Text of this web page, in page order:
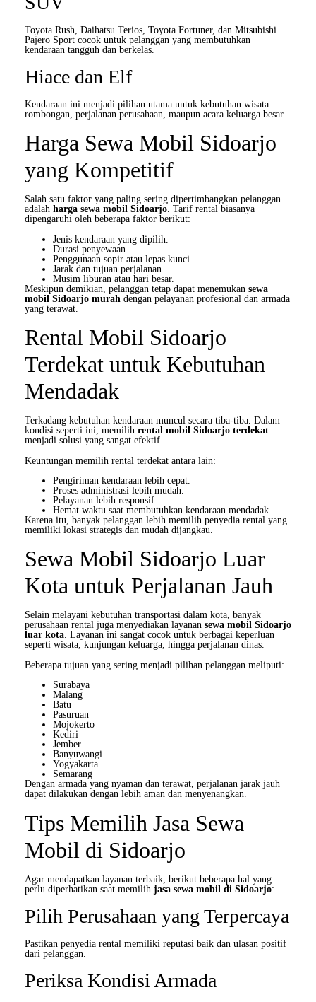
Toyota Rush, Daihatsu Terios, Toyota Fortuner, dan Mitsubishi
Pajero Sport cocok untuk pelanggan yang membutuhkan
kendaraan tangguh dan berkelas.
Hiace dan Elf
Kendaraan ini menjadi pilihan utama untuk kebutuhan wisata
rombongan, perjalanan perusahaan, maupun acara keluarga besar.
Harga Sewa Mobil Sidoarjo
yang Kompetitif
Salah satu faktor yang paling sering dipertimbangkan pelanggan
adalah harga sewa mobil Sidoarjo. Tarif rental biasanya
dipengaruhi oleh beberapa faktor berikut:
Jenis kendaraan yang dipilih.
Durasi penyewaan.
Penggunaan sopir atau lepas kunci.
Jarak dan tujuan perjalanan.
Musim liburan atau hari besar.
Meskipun demikian, pelanggan tetap dapat menemukan sewa
mobil Sidoarjo murah dengan pelayanan profesional dan armada
yang terawat.
Rental Mobil Sidoarjo
Terdekat untuk Kebutuhan
Mendadak
Terkadang kebutuhan kendaraan muncul secara tiba-tiba. Dalam
kondisi seperti ini, memilih rental mobil Sidoarjo terdekat
menjadi solusi yang sangat efektif.
Keuntungan memilih rental terdekat antara lain:
Pengiriman kendaraan lebih cepat.
Proses administrasi lebih mudah.
Pelayanan lebih responsif.
Hemat waktu saat membutuhkan kendaraan mendadak.
Karena itu, banyak pelanggan lebih memilih penyedia rental yang
memiliki lokasi strategis dan mudah dijangkau.
Sewa Mobil Sidoarjo Luar
Kota untuk Perjalanan Jauh
Selain melayani kebutuhan transportasi dalam kota, banyak
perusahaan rental juga menyediakan layanan sewa mobil Sidoarjo
luar kota. Layanan ini sangat cocok untuk berbagai keperluan
seperti wisata, kunjungan keluarga, hingga perjalanan dinas.
Beberapa tujuan yang sering menjadi pilihan pelanggan meliputi:
Surabaya
Malang
Batu
Pasuruan
Mojokerto
Kediri
Jember
Banyuwangi
Yogyakarta
Semarang
Dengan armada yang nyaman dan terawat, perjalanan jarak jauh
dapat dilakukan dengan lebih aman dan menyenangkan.
Tips Memilih Jasa Sewa
Mobil di Sidoarjo
Agar mendapatkan layanan terbaik, berikut beberapa hal yang
perlu diperhatikan saat memilih jasa sewa mobil di Sidoarjo:
Pilih Perusahaan yang Terpercaya
Pastikan penyedia rental memiliki reputasi baik dan ulasan positif
dari pelanggan.
Periksa Kondisi Armada